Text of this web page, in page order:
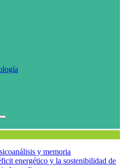
y memoria
energético y la sostenibilidad de